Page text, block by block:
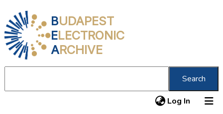
BUDAPEST
ELECTRONIC
ARCHIVE
Search
Log In (current)